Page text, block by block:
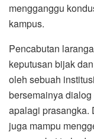
mengganggu
kampus.
Pencabutan
keputusan bijak
oleh sebuah
bersemainya
apalagi prasangka.
juga mampu